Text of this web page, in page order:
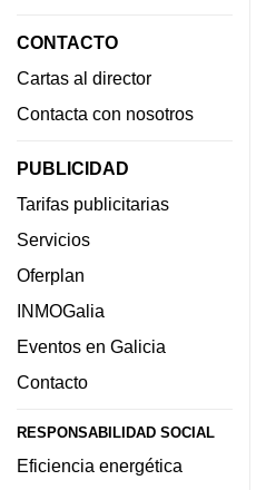
CONTACTO
Cartas al director
Contacta con nosotros
PUBLICIDAD
Tarifas publicitarias
Servicios
Oferplan
INMOGalia
Eventos en Galicia
Contacto
RESPONSABILIDAD SOCIAL
Eficiencia energética